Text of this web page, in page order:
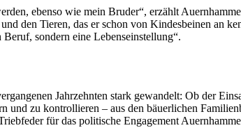
ebenso wie mein Bruder“, erzählt
den Tieren, das er schon von Kindesbeinen an
sondern eine Lebenseinstellung“.
Jahrzehnten stark gewandelt: Ob der
und zu kontrollieren – aus den bäuerlichen
für das politische Engagement